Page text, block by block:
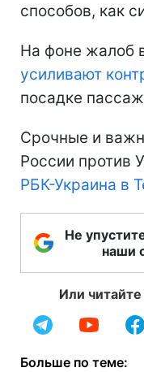
способов, как
На фоне жалоб
усиливают
посадке
Срочные и
России против
РБК-Украина в
Не
наши
Или
Больше по теме: